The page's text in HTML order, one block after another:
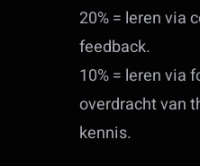
20% = leren via
feedback.
10% = leren via
overdracht van
kennis.